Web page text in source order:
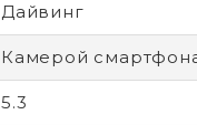
Дайвинг
Камерой
5.3